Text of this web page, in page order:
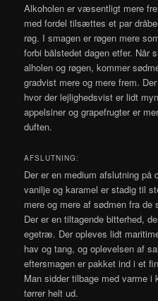
Alkoholen er væsentligt mere
med fordel tilsættes et par
røg. I smagen er røgen mere
forbi bålstedet dagen etfer. Når
alholen og røgen, kommer
gradvist mere og mere frem.
hvor der lejlighedsvist er lidt
appelsiner og grapefrugter er
duften.
AFSLUTNING:
Der er en medium afslutning på
vanilje og karamel er stadig til
mere og mere af sødmen fra de
Der er en tiltagende bitterhed,
egetræ. Der opleves lidt
hav og tang, og oplevelsen af
eftersmagen er pakket ind i et
Man sidder tilbage med varme i
tørrer helt ud.